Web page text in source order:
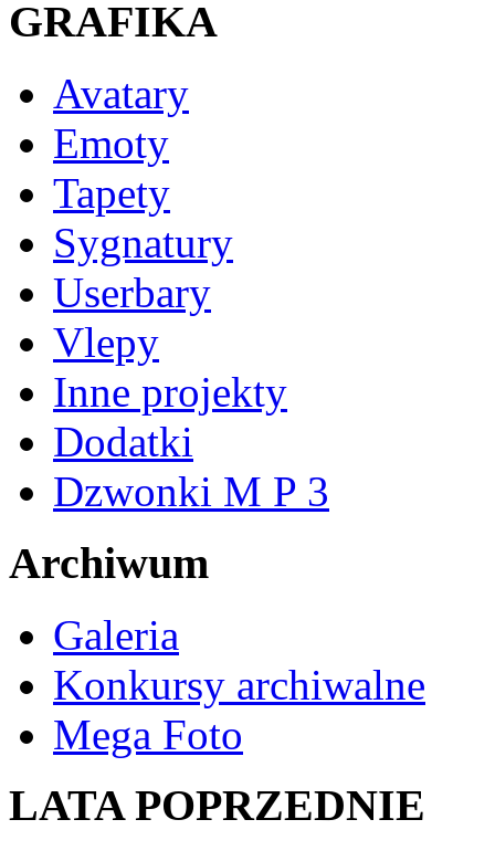
GRAFIKA
Avatary
Emoty
Tapety
Sygnatury
Userbary
Vlepy
Inne projekty
Dodatki
Dzwonki M P 3
Archiwum
Galeria
Konkursy archiwalne
Mega Foto
LATA POPRZEDNIE